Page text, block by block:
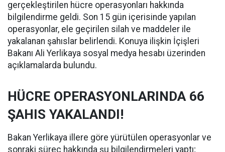
gerçekleştirilen hücre operasyonları hakkında
bilgilendirme geldi. Son 15 gün içerisinde yapılan
operasyonlar, ele geçirilen silah ve maddeler ile
yakalanan şahıslar belirlendi. Konuya ilişkin İçişleri
Bakanı Ali Yerlikaya sosyal medya hesabı üzerinden
açıklamalarda bulundu.
HÜCRE OPERASYONLARINDA 66
ŞAHIS YAKALANDI!
Bakan Yerlikaya illere göre yürütülen operasyonlar ve
sonraki süreç hakkında şu bilgilendirmeleri yaptı;